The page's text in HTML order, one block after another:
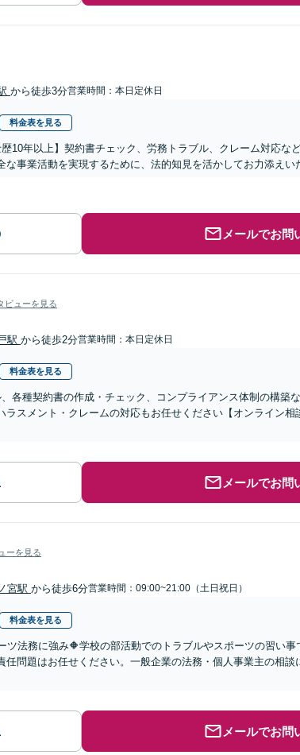
から徒歩3分営業時間：本日定休日
料金表を見る
歴10年以上】契約書チェック、労務トラブル、クレーム対応な
事業活動を実現するために、法的知見を活かしてお力添えい
メールでお問
ビューを見る
駅 から徒歩2分営業時間：本日定休日
料金表を見る
、各種契約書の作成・チェック、コンプライアンス体制の構築
ラスメント・クレームの対応もお任せください【オンライン
メールでお問
ーを見る
宮駅 から徒歩6分営業時間：09:00~21:00（土日祝日）
料金表を見る
ツ法務に強み🔶学校の部活動でのトラブルやスポーツの習い
任問題はお任せください。一般企業の法務・個人事業主の相談
メールでお問